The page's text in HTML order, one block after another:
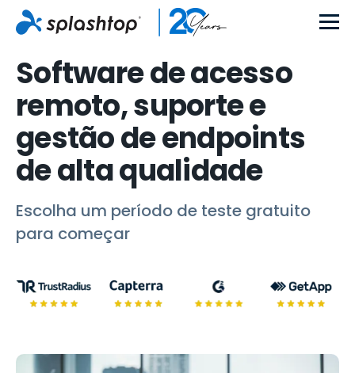
Software de acesso
remoto, suporte e
gestão de endpoints
de alta qualidade
Escolha um período de teste gratuito
para começar